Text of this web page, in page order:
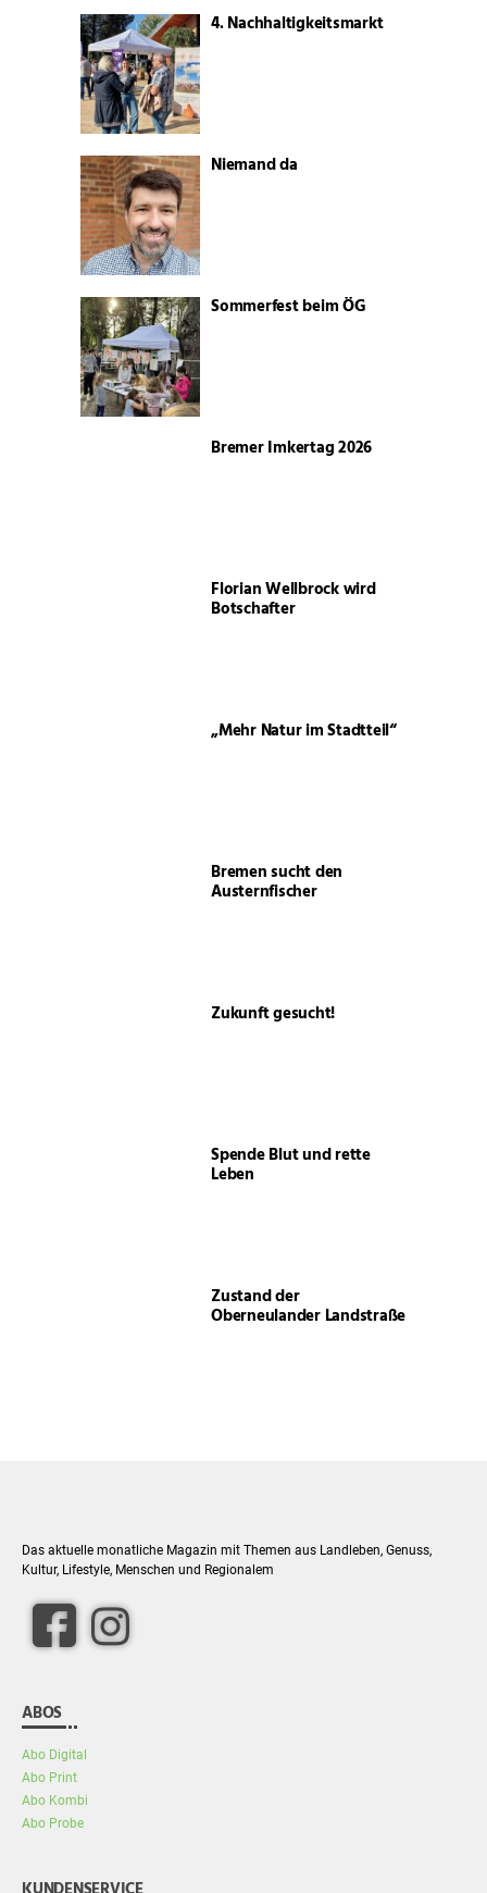
4. Nachhaltigkeitsmarkt
Niemand da
Sommerfest beim ÖG
Bremer Imkertag 2026
Florian Wellbrock wird
Botschafter
„Mehr Natur im Stadtteil“
Bremen sucht den
Austernfischer
Zukunft gesucht!
Spende Blut und rette
Leben
Zustand der
Oberneulander Landstraße
Das aktuelle monatliche Magazin mit Themen aus Landleben, Genuss,
Kultur, Lifestyle, Menschen und Regionalem
facebook
Instagram
ABOS
Abo Digital
Abo Print
Abo Kombi
Abo Probe